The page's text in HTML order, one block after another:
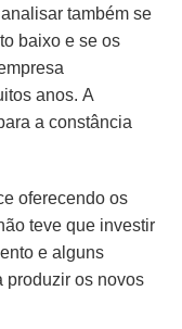
também se
baixo e se os
anos. A
a constância
oferecendo os
teve que investir
e alguns
produzir os novos